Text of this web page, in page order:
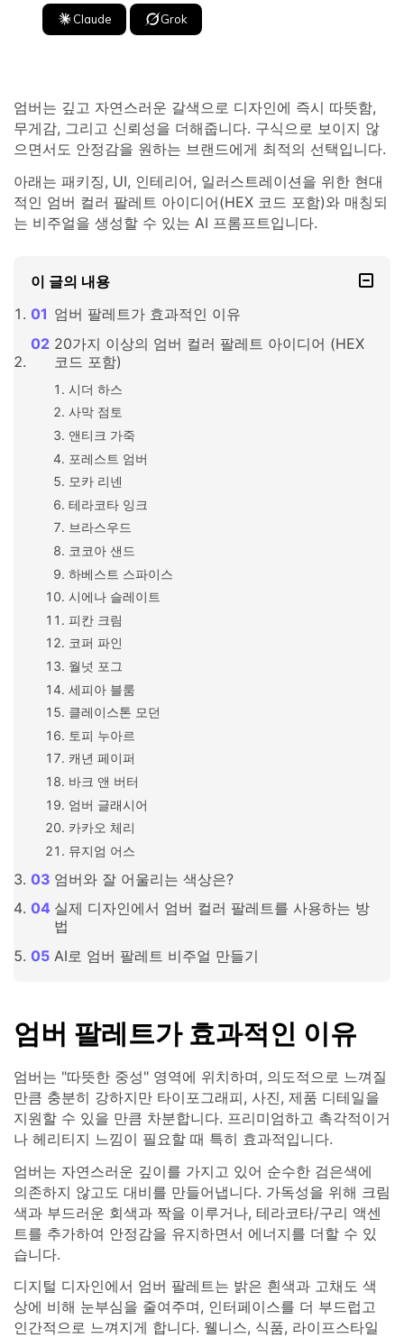
Claude Grok
엄버는 깊고 자연스러운 갈색으로 디자인에 즉시 따뜻함,
무게감, 그리고 신뢰성을 더해줍니다. 구식으로 보이지 않
으면서도 안정감을 원하는 브랜드에게 최적의 선택입니다.
아래는 패키징, UI, 인테리어, 일러스트레이션을 위한 현대
적인 엄버 컬러 팔레트 아이디어(HEX 코드 포함)와 매칭되
는 비주얼을 생성할 수 있는 AI 프롬프트입니다.
이 글의 내용
엄버 팔레트가 효과적인 이유
20가지 이상의 엄버 컬러 팔레트 아이디어 (HEX
코드 포함)
시더 하스
사막 점토
앤티크 가죽
포레스트 엄버
모카 리넨
테라코타 잉크
브라스우드
코코아 샌드
하베스트 스파이스
시에나 슬레이트
피칸 크림
코퍼 파인
월넛 포그
세피아 블룸
클레이스톤 모던
토피 누아르
캐년 페이퍼
바크 앤 버터
엄버 글래시어
카카오 체리
뮤지엄 어스
엄버와 잘 어울리는 색상은?
실제 디자인에서 엄버 컬러 팔레트를 사용하는 방
법
AI로 엄버 팔레트 비주얼 만들기
엄버 팔레트가 효과적인 이유
엄버는 "따뜻한 중성" 영역에 위치하며, 의도적으로 느껴질
만큼 충분히 강하지만 타이포그래피, 사진, 제품 디테일을
지원할 수 있을 만큼 차분합니다. 프리미엄하고 촉각적이거
나 헤리티지 느낌이 필요할 때 특히 효과적입니다.
엄버는 자연스러운 깊이를 가지고 있어 순수한 검은색에
의존하지 않고도 대비를 만들어냅니다. 가독성을 위해 크림
색과 부드러운 회색과 짝을 이루거나, 테라코타/구리 액센
트를 추가하여 안정감을 유지하면서 에너지를 더할 수 있
습니다.
디지털 디자인에서 엄버 팔레트는 밝은 흰색과 고채도 색
상에 비해 눈부심을 줄여주며, 인터페이스를 더 부드럽고
인간적으로 느껴지게 합니다. 웰니스, 식품, 라이프스타일